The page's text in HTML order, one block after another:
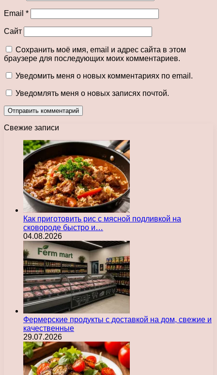
Email *
Сайт
Сохранить моё имя, email и адрес сайта в этом
браузере для последующих моих комментариев.
Уведомить меня о новых комментариях по email.
Уведомлять меня о новых записях почтой.
Свежие записи
Как приготовить рис с мясной подливкой на
сковороде быстро и…
04.08.2026
Фермерские продукты с доставкой на дом, свежие и
качественные
29.07.2026